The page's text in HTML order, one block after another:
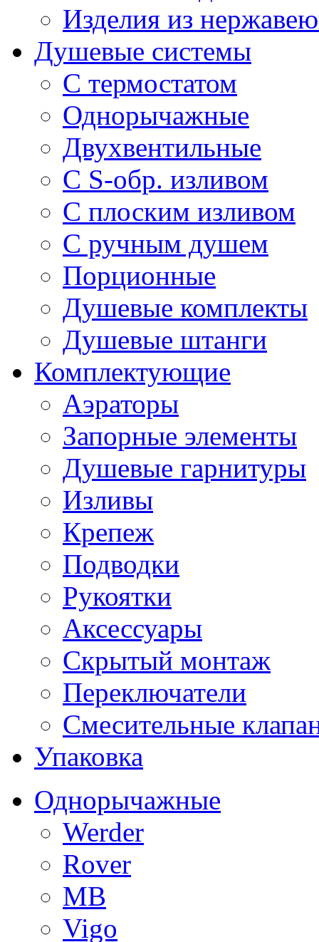
Изделия из
Душевые системы
С термостатом
Однорычажные
Двухвентильные
С S-обр. изливом
С плоским изливом
С ручным душем
Порционные
Душевые комплекты
Душевые штанги
Комплектующие
Аэраторы
Запорные элементы
Душевые гарнитуры
Изливы
Крепеж
Подводки
Рукоятки
Аксессуары
Скрытый монтаж
Переключатели
Смесительные
Упаковка
Однорычажные
Werder
Rover
MB
Vigo